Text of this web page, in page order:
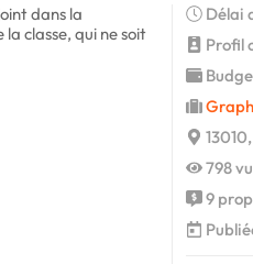
dans la
classe, qui ne soit
Délai
Profil
798
9